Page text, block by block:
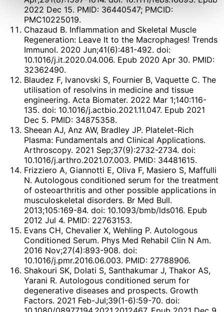
2022 Dec 15. PMID: 36440547; PMCID:
PMC10225019.
Chazaud B. Inflammation and Skeletal Muscle
Regeneration: Leave It to the Macrophages! Trends
Immunol. 2020 Jun;41(6):481-492. doi:
10.1016/j.it.2020.04.006. Epub 2020 Apr 30. PMID:
32362490.
Blaudez F, Ivanovski S, Fournier B, Vaquette C. The
utilisation of resolvins in medicine and tissue
engineering. Acta Biomater. 2022 Mar 1;140:116-
135. doi: 10.1016/j.actbio.2021.11.047. Epub 2021
Dec 5. PMID: 34875358.
Sheean AJ, Anz AW, Bradley JP. Platelet-Rich
Plasma: Fundamentals and Clinical Applications.
Arthroscopy. 2021 Sep;37(9):2732-2734. doi:
10.1016/j.arthro.2021.07.003. PMID: 34481615.
Frizziero A, Giannotti E, Oliva F, Masiero S, Maffulli
N. Autologous conditioned serum for the treatment
of osteoarthritis and other possible applications in
musculoskeletal disorders. Br Med Bull.
2013;105:169-84. doi: 10.1093/bmb/lds016. Epub
2012 Jul 4. PMID: 22763153.
Evans CH, Chevalier X, Wehling P. Autologous
Conditioned Serum. Phys Med Rehabil Clin N Am.
2016 Nov;27(4):893-908. doi:
10.1016/j.pmr.2016.06.003. PMID: 27788906.
Shakouri SK, Dolati S, Santhakumar J, Thakor AS,
Yarani R. Autologous conditioned serum for
degenerative diseases and prospects. Growth
Factors. 2021 Feb-Jul;39(1-6):59-70. doi: